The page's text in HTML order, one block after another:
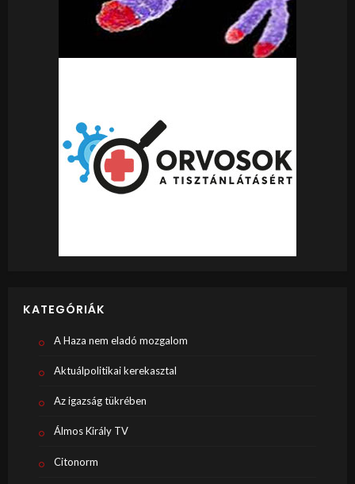
KATEGÓRIÁK
A Haza nem eladó mozgalom
Aktuálpolitikai kerekasztal
Az igazság tükrében
Álmos Király TV
Citonorm